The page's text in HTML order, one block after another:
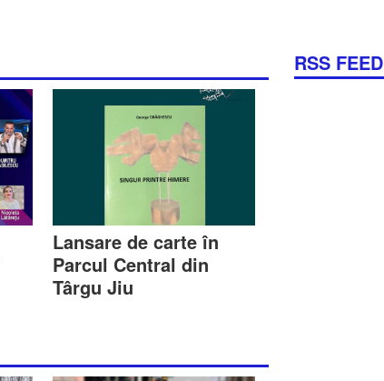
RSS FEED
Lansare de carte în
Parcul Central din
Târgu Jiu